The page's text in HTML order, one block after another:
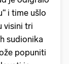
i time ušlo
visini tri
sudionika
popuniti